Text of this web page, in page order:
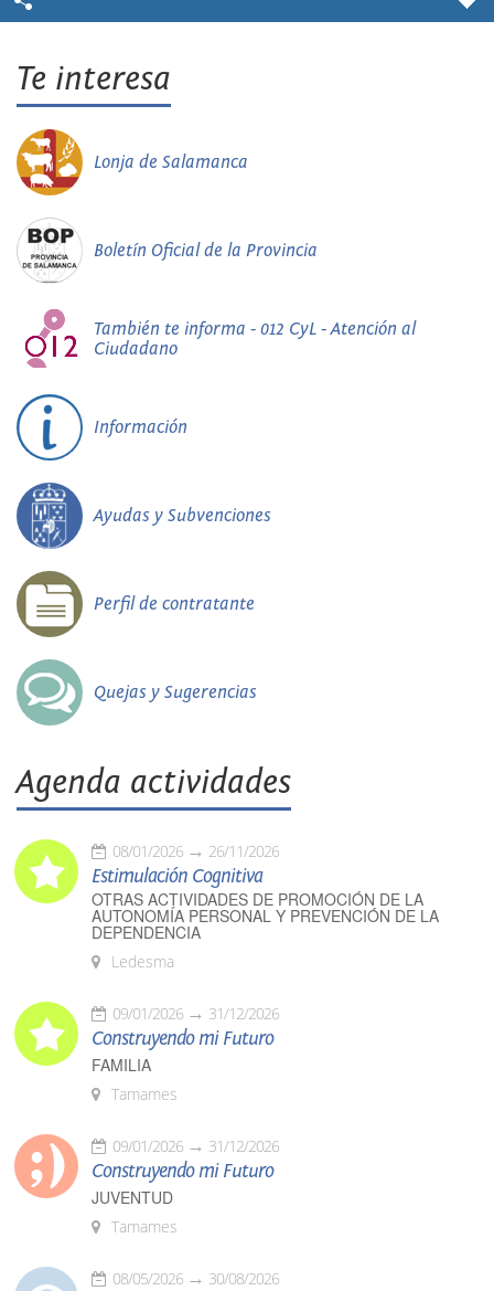
Te interesa
Lonja de Salamanca
Boletín Oficial de la Provincia
También te informa - 012 CyL - Atención al
Ciudadano
Información
Ayudas y Subvenciones
Perfil de contratante
Quejas y Sugerencias
Agenda actividades
08/01/2026 26/11/2026
Estimulación Cognitiva
OTRAS ACTIVIDADES DE PROMOCIÓN DE LA
AUTONOMÍA PERSONAL Y PREVENCIÓN DE LA
DEPENDENCIA
Ledesma
09/01/2026 31/12/2026
Construyendo mi Futuro
FAMILIA
Tamames
09/01/2026 31/12/2026
Construyendo mi Futuro
JUVENTUD
Tamames
08/05/2026 30/08/2026